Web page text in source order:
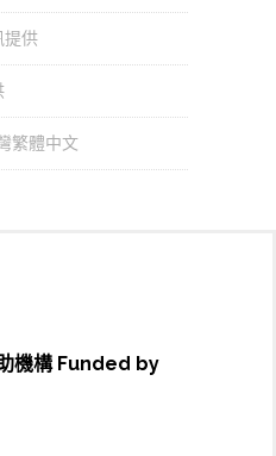
提供
繁體中文
機構 Funded by